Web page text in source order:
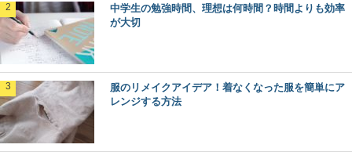
中学生の勉強時間、理想は何時間？時間よりも効率
が大切
服のリメイクアイデア！着なくなった服を簡単にア
レンジする方法